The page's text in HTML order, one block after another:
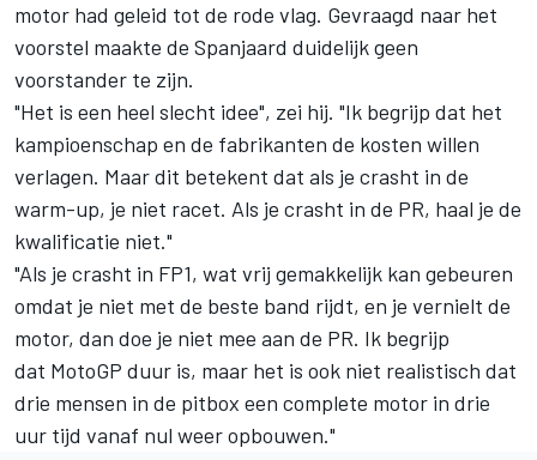
motor had geleid tot de rode vlag. Gevraagd naar het
voorstel maakte de Spanjaard duidelijk geen
voorstander te zijn.
"Het is een heel slecht idee", zei hij. "Ik begrijp dat het
kampioenschap en de fabrikanten de kosten willen
verlagen. Maar dit betekent dat als je crasht in de
warm-up, je niet racet. Als je crasht in de PR, haal je de
kwalificatie niet."
"Als je crasht in FP1, wat vrij gemakkelijk kan gebeuren
omdat je niet met de beste band rijdt, en je vernielt de
motor, dan doe je niet mee aan de PR. Ik begrijp
dat MotoGP duur is, maar het is ook niet realistisch dat
drie mensen in de pitbox een complete motor in drie
uur tijd vanaf nul weer opbouwen."